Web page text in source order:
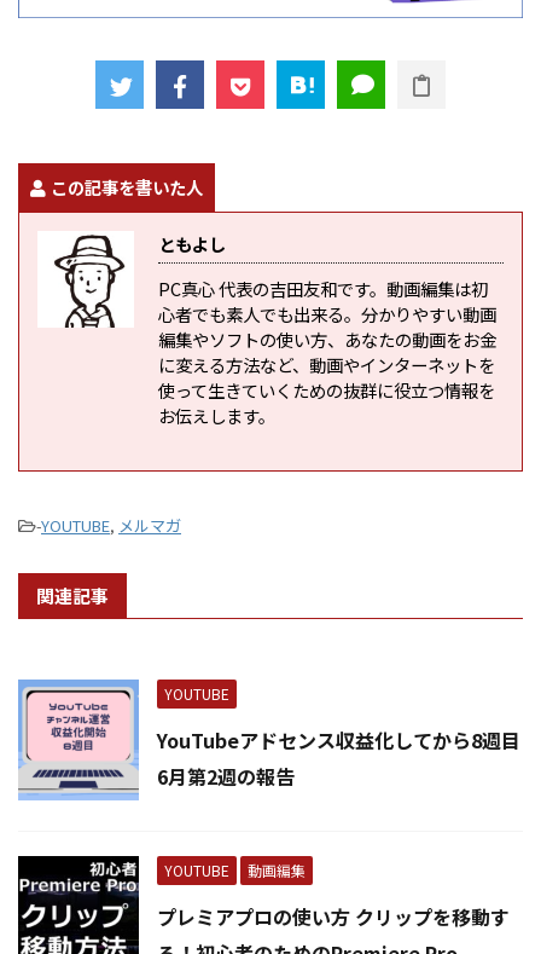
この記事を書いた人
ともよし
PC真心 代表の吉田友和です。動画編集は初
心者でも素人でも出来る。分かりやすい動画
編集やソフトの使い方、あなたの動画をお金
に変える方法など、動画やインターネットを
使って生きていくための抜群に役立つ情報を
お伝えします。
-YOUTUBE, メルマガ
関連記事
YOUTUBE
YouTubeアドセンス収益化してから8週目
6月第2週の報告
YOUTUBE 動画編集
プレミアプロの使い方 クリップを移動す